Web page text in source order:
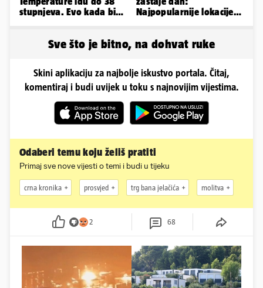
stupnjeva. Evo kada bi
Najpopularnije lokacije
Sve što je bitno, na dohvat ruke
Skini aplikaciju za najbolje iskustvo portala. Čitaj,
komentiraj i budi uvijek u toku s najnovijim vijestima.
Odaberi temu koju želiš pratiti
Primaj sve nove vijesti o temi i budi u tijeku
crna kronika prosvjed trg bana jelačića molitva
2 68